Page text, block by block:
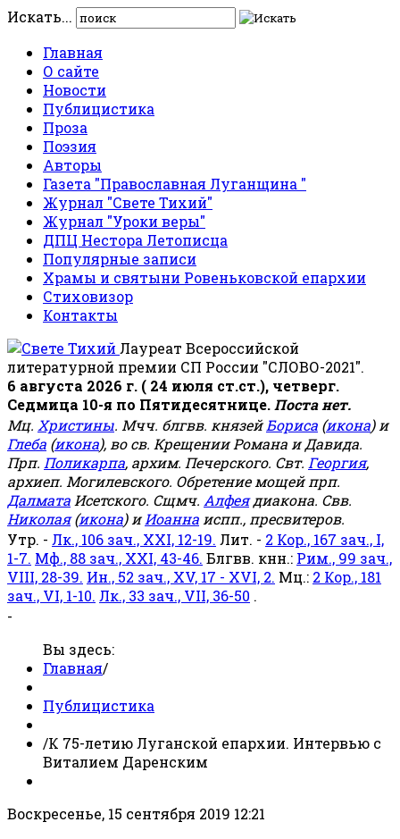
Искать...
Главная
О сайте
Новости
Публицистика
Проза
Поэзия
Авторы
Газета "Православная Луганщина "
Журнал "Свете Тихий"
Журнал "Уроки веры"
ДПЦ Нестора Летописца
Популярные записи
Храмы и святыни Ровеньковской епархии
Стиховизор
Контакты
Лауреат Всероссийской
литературной премии СП России "СЛОВО-2021".
6 августа 2026 г. ( 24 июля ст.ст.), четверг.
Седмица 10-я по Пятидесятнице. Поста нет.
Мц. Христины. Мчч. блгвв. князейБориса (икона) и
Глеба (икона), во св. Крещении Романа и Давида.
Прп. Поликарпа, архим. Печерского. Свт. Георгия,
архиеп. Могилевского. Обретение мощей прп.
Далмата Исетского. Сщмч. Алфеядиакона. Свв.
Николая(икона) иИоанна испп., пресвитеров.
Утр. - Лк., 106 зач., XXI, 12-19. Лит. - 2 Кор., 167 зач., I,
1-7. Мф., 88 зач., XXI, 43-46. Блгвв. кнн.: Рим., 99 зач.,
VIII, 28-39. Ин., 52 зач., XV, 17 - XVI, 2. Мц.: 2 Кор., 181
зач., VI, 1-10. Лк., 33 зач., VII, 36-50 .
-
Вы здесь:
Главная/
Публицистика
/К 75-летию Луганской епархии. Интервью с
Виталием Даренским
Воскресенье, 15 сентября 2019 12:21